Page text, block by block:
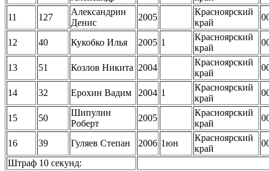
11 127
Александрин
Денис
2005
Красноярский
край
12 40 Кукобко Илья 2005 1
Красноярский
край
13 51 Козлов Никита 2004
Красноярский
край
14 32 Ерохин Вадим 2004 1
Красноярский
край
15 50
Шипулин
Роберт
2005
Красноярский
край
16 39 Гуляев Степан 2006 1юн
Красноярский
край
Штраф 10 секунд: